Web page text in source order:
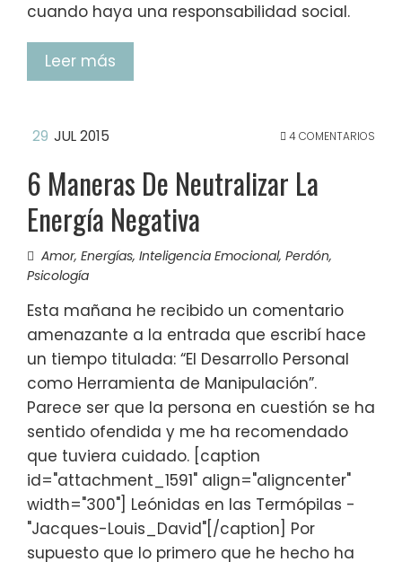
cuando haya una responsabilidad social.
Leer más
29 JUL 2015 4 COMENTARIOS
6 Maneras De Neutralizar La
Energía Negativa
Amor, Energías, Inteligencia Emocional, Perdón,
Psicología
Esta mañana he recibido un comentario
amenazante a la entrada que escribí hace
un tiempo titulada: “El Desarrollo Personal
como Herramienta de Manipulación”.
Parece ser que la persona en cuestión se ha
sentido ofendida y me ha recomendado
que tuviera cuidado. [caption
id="attachment_1591" align="aligncenter"
width="300"] Leónidas en las Termópilas -
"Jacques-Louis_David"[/caption] Por
supuesto que lo primero que he hecho ha